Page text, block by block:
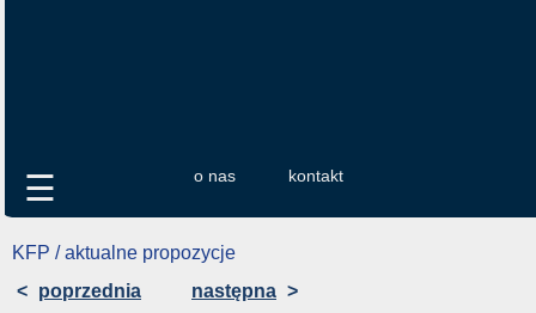
o nas kontakt
☰
KFP / aktualne propozycje
< poprzednia następna >